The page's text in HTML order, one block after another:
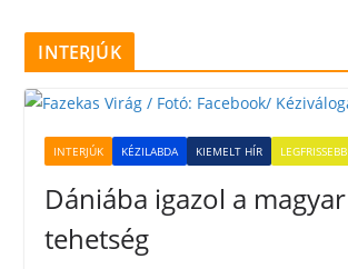
INTERJÚK
INTERJÚK KÉZILABDA KIEMELT HÍR LEGFRISSEBB
Dániába igazol a magyar
tehetség